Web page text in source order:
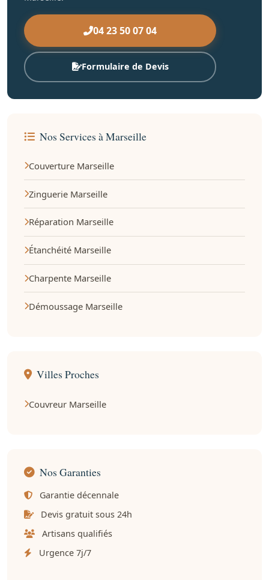
04 23 50 07 04
Formulaire de Devis
Nos Services à Marseille
Couverture Marseille
Zinguerie Marseille
Réparation Marseille
Étanchéité Marseille
Charpente Marseille
Démoussage Marseille
Villes Proches
Couvreur Marseille
Nos Garanties
Garantie décennale
Devis gratuit sous 24h
Artisans qualifiés
Urgence 7j/7